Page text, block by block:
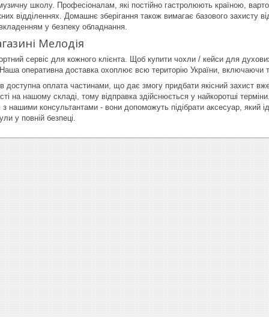
школу. Професіоналам, які постійно гастролюють країною,
відділеннях. Домашнє зберігання також вимагає базового захисту
у безпеку обладнання.
Мелодія
сервіс для кожного клієнта. Щоб купити чохли / кейси для
оперативна доставка охоплює всю територію України, включаючи
доступна оплата частинами, що дає змогу придбати якісний захист
на нашому складі, тому відправка здійснюється у найкоротші
з нашими консультантами - вони допоможуть підібрати аксесуар,
у повній безпеці.